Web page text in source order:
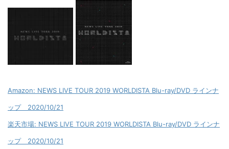
Amazon: NEWS LIVE TOUR 2019 WORLDISTA Blu-ray/DVD ラインナ
ップ 2020/10/21
楽天市場: NEWS LIVE TOUR 2019 WORLDISTA Blu-ray/DVD ラインナ
ップ 2020/10/21